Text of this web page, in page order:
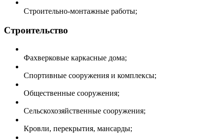
Строительно-монтажные работы;
Строительство
Фахверковые каркасные дома;
Спортивные сооружения и комплексы;
Общественные сооружения;
Сельскохозяйственные сооружения;
Кровли, перекрытия, мансарды;